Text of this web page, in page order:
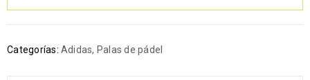
Categorías: Adidas, Palas de pádel